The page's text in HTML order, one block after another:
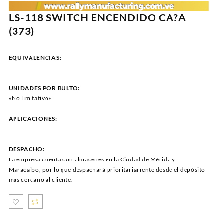
LS-118 SWITCH ENCENDIDO CA?A
(373)
EQUIVALENCIAS:
UNIDADES POR BULTO:
«No limitativo»
APLICACIONES:
DESPACHO:
La empresa cuenta con almacenes en la Ciudad de Mérida y
Maracaibo, por lo que despachará prioritariamente desde el depósito
más cercano al cliente.